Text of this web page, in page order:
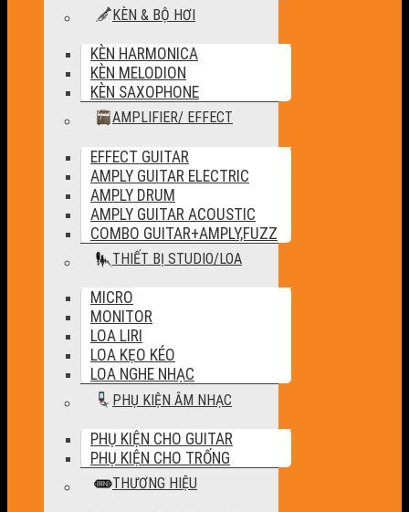
KÈN & BỘ HƠI
KÈN HARMONICA
KÈN MELODION
KÈN SAXOPHONE
AMPLIFIER/ EFFECT
EFFECT GUITAR
AMPLY GUITAR ELECTRIC
AMPLY DRUM
AMPLY GUITAR ACOUSTIC
COMBO GUITAR+AMPLY,FUZZ
THIẾT BỊ STUDIO/LOA
MICRO
MONITOR
LOA LIRI
LOA KẸO KÉO
LOA NGHE NHẠC
PHỤ KIỆN ÂM NHẠC
PHỤ KIỆN CHO GUITAR
PHỤ KIỆN CHO TRỐNG
THƯƠNG HIỆU